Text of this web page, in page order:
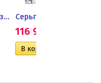
Подвеска из золота с...
116 990